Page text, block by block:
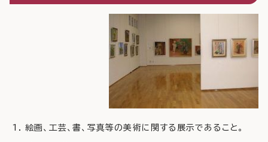
絵画、工芸、書、写真等の美術に関する展示であること。